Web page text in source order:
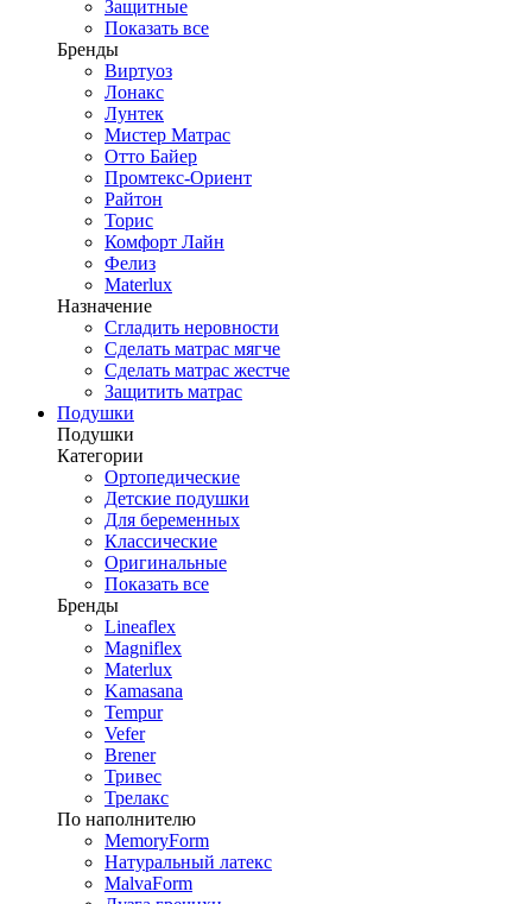
Защитные
Показать все
Бренды
Виртуоз
Лонакс
Лунтек
Мистер Матрас
Отто Байер
Промтекс-Ориент
Райтон
Торис
Комфорт Лайн
Фелиз
Materlux
Назначение
Сгладить неровности
Сделать матрас мягче
Сделать матрас жестче
Защитить матрас
Подушки
Подушки
Категории
Ортопедические
Детские подушки
Для беременных
Классические
Оригинальные
Показать все
Бренды
Lineaflex
Magniflex
Materlux
Kamasana
Tempur
Vefer
Brener
Тривес
Трелакс
По наполнителю
MemoryForm
Натуральный латекс
MalvaForm